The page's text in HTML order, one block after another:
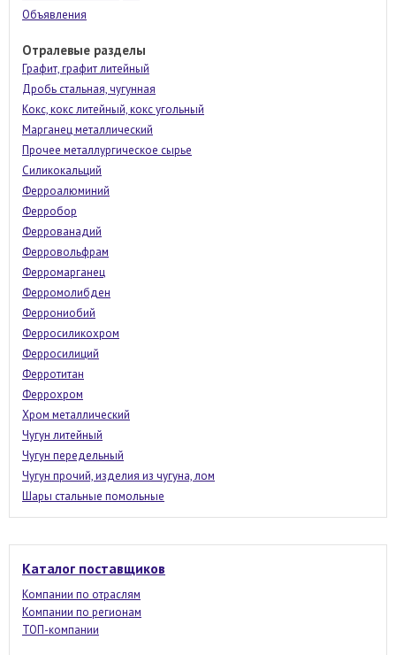
Объявления
Отралевые разделы
Графит, графит литейный
Дробь стальная, чугунная
Кокс, кокс литейный, кокс угольный
Марганец металлический
Прочее металлургическое сырье
Силикокальций
Ферроалюминий
Ферробор
Феррованадий
Ферровольфрам
Ферромарганец
Ферромолибден
Феррониобий
Ферросиликохром
Ферросилиций
Ферротитан
Феррохром
Хром металлический
Чугун литейный
Чугун передельный
Чугун прочий, изделия из чугуна, лом
Шары стальные помольные
Каталог поставщиков
Компании по отраслям
Компании по регионам
ТОП-компании